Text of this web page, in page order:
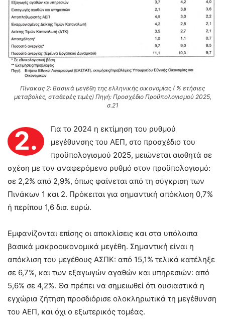
Πίνακας 2: Βασικά μεγέθη της ελληνικής οικονομίας ( % ετήσιες
μεταβολές, σταθερές τιμές) Πηγή: Προσχέδιο Προϋπολογισμού 2025,
σ.21
2.
Για το 2024 η εκτίμηση του ρυθμού
μεγέθυνσης του ΑΕΠ, στο προσχέδιο του
προϋπολογισμού 2025, μειώνεται αισθητά σε
σχέση με τον αναφερόμενο ρυθμό στον προϋπολογισμό:
σε 2,2% από 2,9%, όπως φαίνεται από τη σύγκριση των
Πινάκων 1 και 2. Πρόκειται για σημαντική απόκλιση 0,7%
ή περίπου 1,6 δισ. ευρώ.
Εμφανίζονται επίσης οι αποκλίσεις και στα υπόλοιπα
βασικά μακροοικονομικά μεγέθη. Σημαντική είναι η
απόκλιση του μεγέθους ΑΣΠΚ: από 15,1% τελικά κατέληξε
σε 6,7%, και των εξαγωγών αγαθών και υπηρεσιών: από
5,6% σε 4,2%. Θα πρέπει να σημειωθεί ότι ουσιαστικά η
εγχώρια ζήτηση προσδιόρισε ολοκληρωτικά τη μεγέθυνση
του ΑΕΠ, και όχι ο εξωτερικός τομέας.